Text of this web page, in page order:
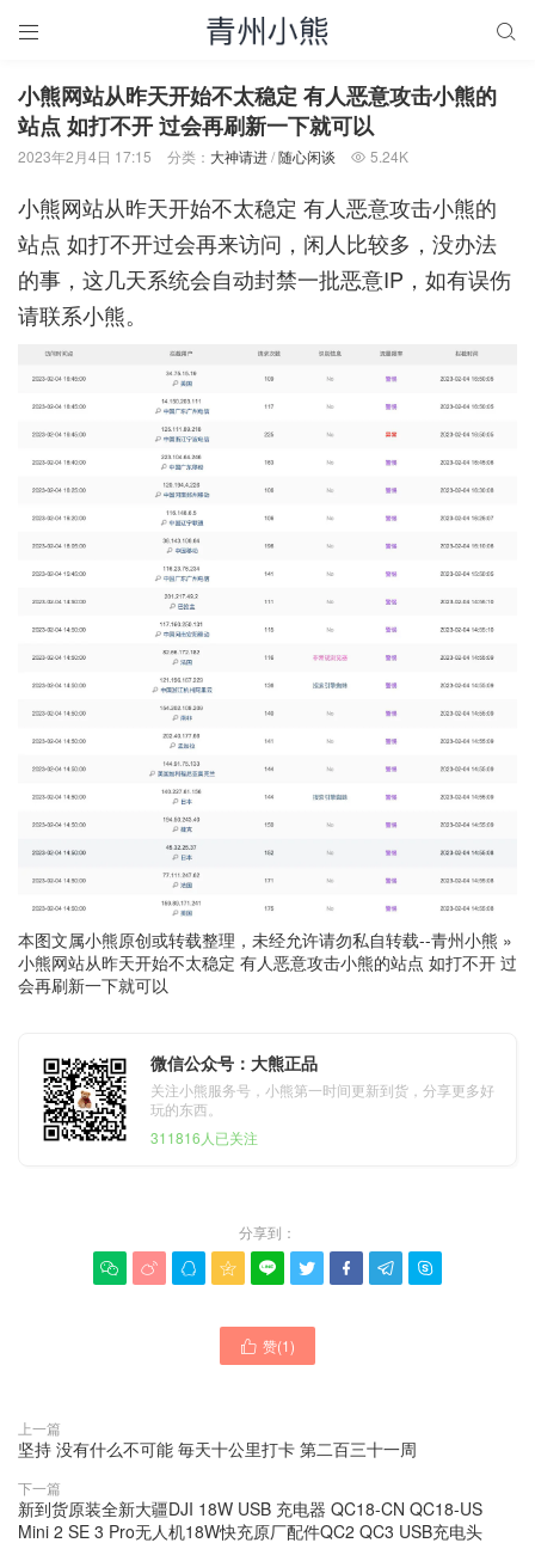
 
小熊网站从昨天开始不太稳定 有人恶意攻击小熊的
站点 如打不开 过会再刷新一下就可以
2023年2月4日 17:15 分类： 大神请进/随心闲谈  5.24K
小熊网站从昨天开始不太稳定 有人恶意攻击小熊的
站点 如打不开过会再来访问，闲人比较多，没办法
的事，这几天系统会自动封禁一批恶意IP，如有误伤
请联系小熊。
本图文属小熊原创或转载整理，未经允许请勿私自转载--青州小熊 »
小熊网站从昨天开始不太稳定 有人恶意攻击小熊的站点 如打不开 过
会再刷新一下就可以
微信公众号：大熊正品
关注小熊服务号，小熊第一时间更新到货，分享更多好
玩的东西。
311816人已关注
分享到：
        
 赞(1)
上一篇
坚持 没有什么不可能 毎天十公里打卡 第二百三十一周
下一篇
新到货原装全新大疆DJI 18W USB 充电器 QC18-CN QC18-US
Mini 2 SE 3 Pro无人机18W快充原厂配件QC2 QC3 USB充电头